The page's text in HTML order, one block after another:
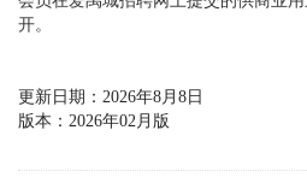
开。
更新日期：2026年8月8日
版本：2026年02月版